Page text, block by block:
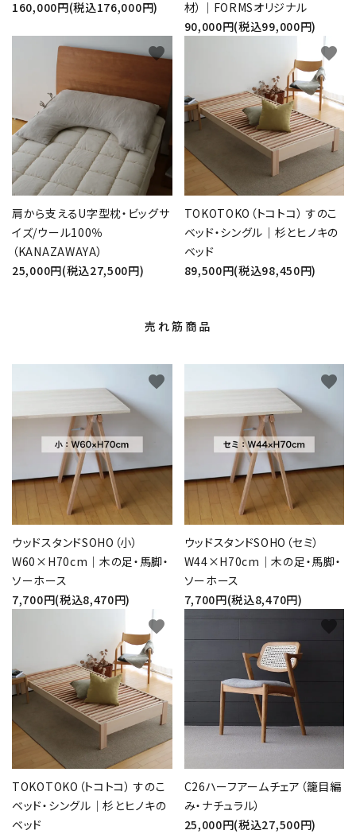
160,000円(税込176,000円)
材）｜FORMSオリジナル
90,000円(税込99,000円)
肩から支えるU字型枕・ビッグサ
イズ/ウール100％
（KANAZAWAYA）
25,000円(税込27,500円)
favorite
TOKOTOKO（トコトコ） すのこ
ベッド・シングル｜杉とヒノキの
ベッド
89,500円(税込98,450円)
favorite
売れ筋商品
ウッドスタンドSOHO（小）
W60×H70cm｜木の足・馬脚・
ソーホース
7,700円(税込8,470円)
favorite
ウッドスタンドSOHO（セミ）
W44×H70cm｜木の足・馬脚・
ソーホース
7,700円(税込8,470円)
favorite
TOKOTOKO（トコトコ） すのこ
ベッド・シングル｜杉とヒノキの
ベッド
favorite
C26ハーフアームチェア（籠目編
み・ナチュラル）
25,000円(税込27,500円)
favorite